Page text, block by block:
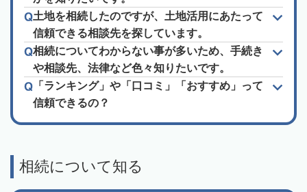
土地を相続したのですが、土地活用にあたって
信頼できる相談先を探しています。
相続についてわからない事が多いため、手続き
や相談先、法律など色々知りたいです。
「ランキング」や「口コミ」「おすすめ」って
信頼できるの？
相続について知る